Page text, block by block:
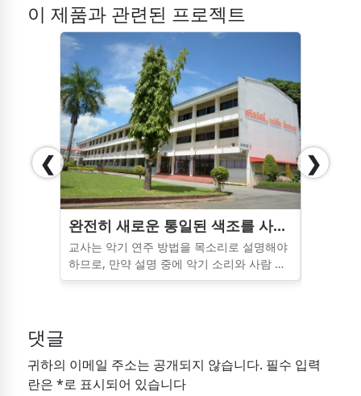
이 제품과 관련된 프로젝트
❮ ❯
완전히 새로운 통일된 색조를 사용하여 교실의 분위기를 창의적으로 디자인하고 리모델링했습니다. 난주 시리사와트 윗타야칸 학교의 오케스트라 연습실로 꼭 방문해 주세요.
교사는 악기 연주 방법을 목소리로 설명해야
하므로, 만약 설명 중에 악기 소리와 사람 목
소리 양쪽에 에코가 울리게 되면, 교사는 더
없게 됩니다.
댓글
귀하의 이메일 주소는 공개되지 않습니다. 필수 입력
란은 *로 표시되어 있습니다